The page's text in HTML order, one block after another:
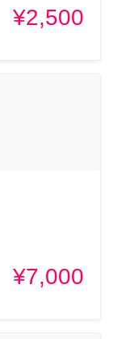
¥2,500
¥7,000